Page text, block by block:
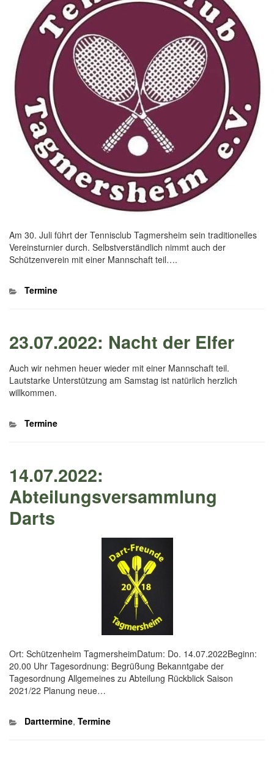
Am 30. Juli führt der Tennisclub Tagmersheim sein traditionelles
Vereinsturnier durch. Selbstverständlich nimmt auch der
Schützenverein mit einer Mannschaft teil….
Kategorien
Termine
23.07.2022: Nacht der Elfer
Auch wir nehmen heuer wieder mit einer Mannschaft teil.
Lautstarke Unterstützung am Samstag ist natürlich herzlich
willkommen.
Kategorien
Termine
14.07.2022:
Abteilungsversammlung
Darts
Ort: Schützenheim TagmersheimDatum: Do. 14.07.2022Beginn:
20.00 Uhr Tagesordnung: Begrüßung Bekanntgabe der
Tagesordnung Allgemeines zu Abteilung Rückblick Saison
2021/22 Planung neue…
Kategorien
Darttermine, Termine